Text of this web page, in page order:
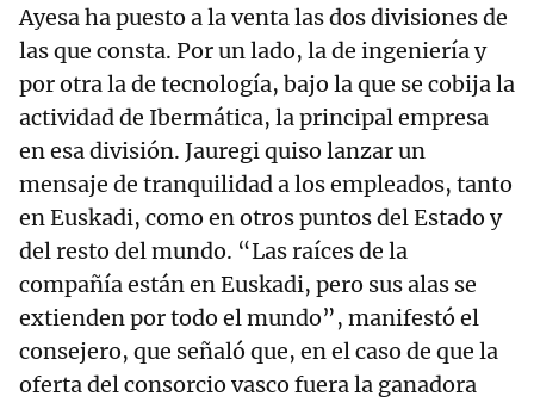
Ayesa ha puesto a la venta las dos divisiones de
las que consta. Por un lado, la de ingeniería y
por otra la de tecnología, bajo la que se cobija la
actividad de Ibermática, la principal empresa
en esa división. Jauregi quiso lanzar un
mensaje de tranquilidad a los empleados, tanto
en Euskadi, como en otros puntos del Estado y
del resto del mundo. “Las raíces de la
compañía están en Euskadi, pero sus alas se
extienden por todo el mundo”, manifestó el
consejero, que señaló que, en el caso de que la
oferta del consorcio vasco fuera la ganadora